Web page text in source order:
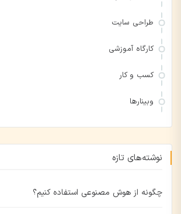
طراحی سایت
کارگاه آموزشی
کسب و کار
وبینارها
نوشته‌های تازه
چگونه از هوش مصنوعی استفاده کنیم؟